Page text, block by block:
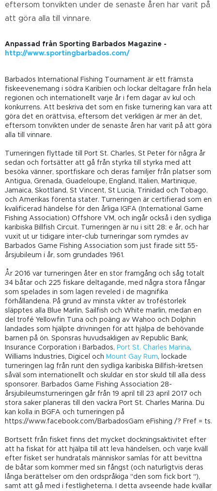
eftersom tonvikten under de senaste åren har varit på
att göra alla till vinnare.
Anpassad från Sporting Barbados Magazine -
http://www.sportingbarbados.com/
Barbados International Fishing Tournament är ett främsta
fiskeevenemang i södra Karibien och lockar deltagare från hela
regionen och internationellt varje år i fem dagar av kul och
konkurrens. Att beskriva det som en fiske turnering kan vara att
göra det en orättvisa, eftersom det verkligen är mer än det,
eftersom tonvikten under de senaste åren har varit på att göra
alla till vinnare.
Turneringen flyttade till Port St. Charles, St Peter för några år
sedan och fortsätter att gå från styrka till styrka med att
besöka vänner, sportfiskare och deras familjer från platser som
Antigua, Grenada, Guadeloupe, England, Italien, Martinique,
Jamaica, Skottland, St Vincent, St Lucia, Trinidad och Tobago,
och Amerikas förenta stater. Turneringen är certifierad som en
kvalificerad händelse för den årliga IGFA (International Game
Fishing Association) Offshore VM, och ingår också i den sydliga
karibiska Billfish Circuit. Turneringen är nu i sitt 28: e år, och har
vuxit ut ur tidigare inter-club turneringar som rymdes av
Barbados Game Fishing Association som just firade sitt 55-
årsjubileum i år, som grundades 1961.
År 2016 var turneringen åter en stor framgång och såg totalt
34 båtar och 225 fiskare deltagande, med några stora fångar
som spelades in som lagen reveled i de magnifika
förhållandena. På grund av minsta vikter av troféstorlek
släpptes alla Blue Marlin, Sailfish och White marlin, medan en
del trofé Yellowfin Tuna och poäng av Wahoo och Dolphin
landades som hjälpte drivningen för att hjälpa de behövande
barnen på ön. Sponsras huvudsakligen av Republic Bank,
Insurance Corporation i Barbados, Port St. Charles Marina,
Williams Industries, Digicel och Mount Gay Rum, lockade
turneringen lag från runt den sydliga karibiska Billfish-kretsen
såväl som internationellt och skuldar en stor skuld till alla dess
sponsorer. Barbados Game Fishing Association 28-
årsjubileumsturneringen går från 19 april till 23 april 2017 och
stora saker planeras till den vackra Port St. Charles Marina. Du
kan kolla in BGFA och turneringen på
https://www.facebook.com/BarbadosGam eFishing /? Fref = ts.
Bortsett från fisket finns det mycket dockningsaktivitet efter
att ha fiskat för att hjälpa till att leva händelsen, och varje kväll
efter fisket ser hundratals människor samlas för att bevittna
de båtar som kommer med sin fångst (och naturligtvis deras
långa berättelser om den ordspråkiga "den som fick bort "),
samt att gå med i festligheterna. I detta avseende hade kvällar